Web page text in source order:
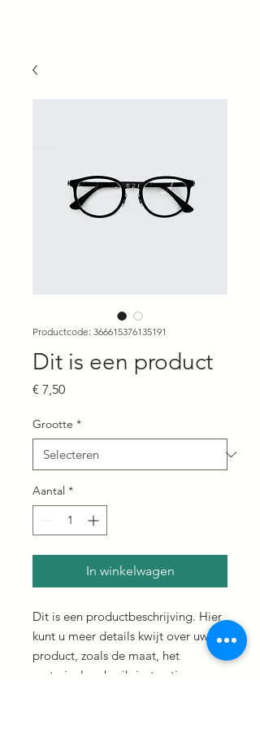
Productcode: 366615376135191
Dit is een product
€ 7,50Prijs
Grootte *
Aantal *
In winkelwagen
Dit is een productbeschrijving. Hier
kunt u meer details kwijt over uw
product, zoals de maat, het
materiaal, gebruiksinstructies